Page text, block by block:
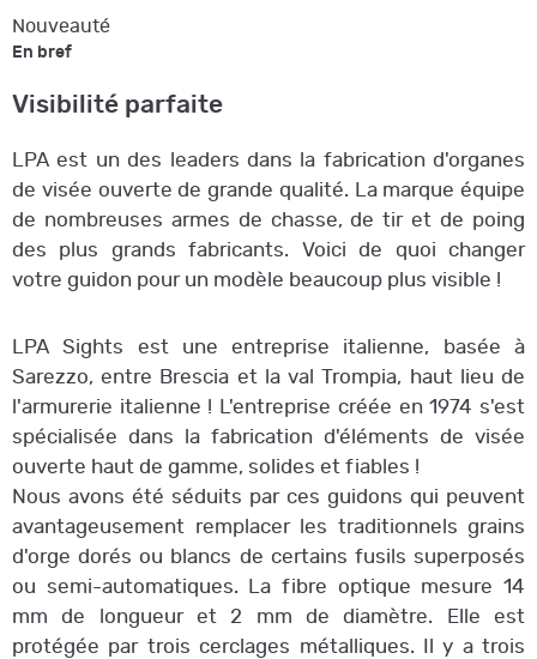
Nouveauté
En bref
Visibilité parfaite
LPA est un des leaders dans la fabrication d'organes
de visée ouverte de grande qualité. La marque équipe
de nombreuses armes de chasse, de tir et de poing
des plus grands fabricants. Voici de quoi changer
votre guidon pour un modèle beaucoup plus visible !
LPA Sights est une entreprise italienne, basée à
Sarezzo, entre Brescia et la val Trompia, haut lieu de
l'armurerie italienne ! L'entreprise créée en 1974 s'est
spécialisée dans la fabrication d'éléments de visée
ouverte haut de gamme, solides et fiables !
Nous avons été séduits par ces guidons qui peuvent
avantageusement remplacer les traditionnels grains
d'orge dorés ou blancs de certains fusils superposés
ou semi-automatiques. La fibre optique mesure 14
mm de longueur et 2 mm de diamètre. Elle est
protégée par trois cerclages métalliques. Il y a trois